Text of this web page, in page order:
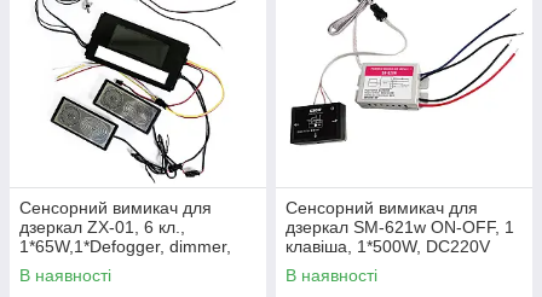
Сенсорний вимикач для
дзеркал ZX-01, 6 кл.,
1*65W,1*Defogger, dimmer,
BT, DC12-24V/2 колонки/FM-
радіо/РЕЛЕ
В наявності
Сенсорний вимикач для
дзеркал SM-621w ON-OFF, 1
клавіша, 1*500W, DC220V
В наявності